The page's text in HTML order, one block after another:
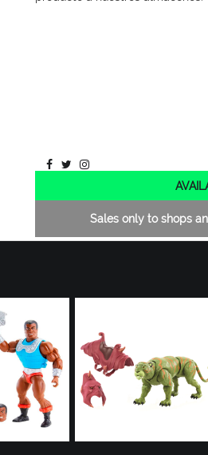
Sales only to shops